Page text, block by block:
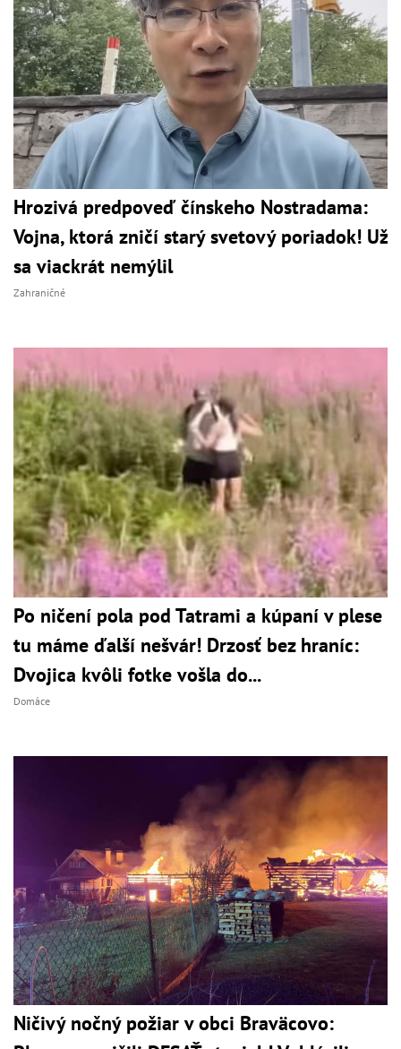
Hrozivá predpoveď čínskeho Nostradama:
Vojna, ktorá zničí starý svetový poriadok! Už
sa viackrát nemýlil
Zahraničné
Po ničení pola pod Tatrami a kúpaní v plese
tu máme ďalší nešvár! Drzosť bez hraníc:
Dvojica kvôli fotke vošla do...
Domáce
Ničivý nočný požiar v obci Braväcovo: